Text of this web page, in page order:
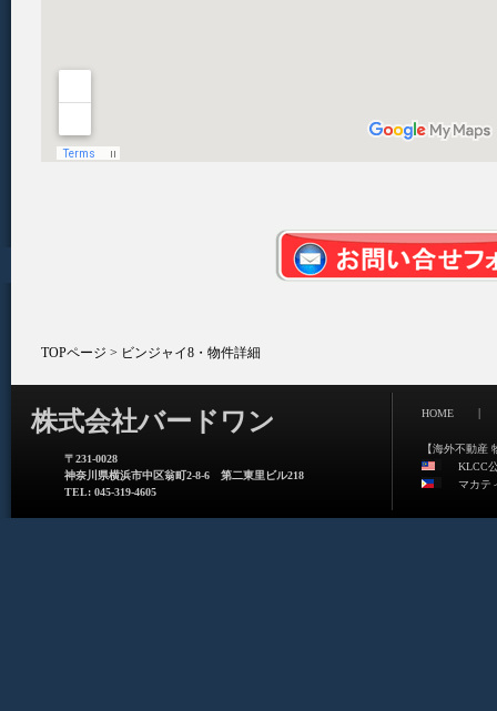
TOPページ > ビンジャイ8・物件詳細
株式会社バードワン
〒231-0028
神奈川県横浜市中区翁町2-8-6 第二東里ビル218
TEL: 045-319-4605
HOME |
【海外不動産
KLCC
マカテ